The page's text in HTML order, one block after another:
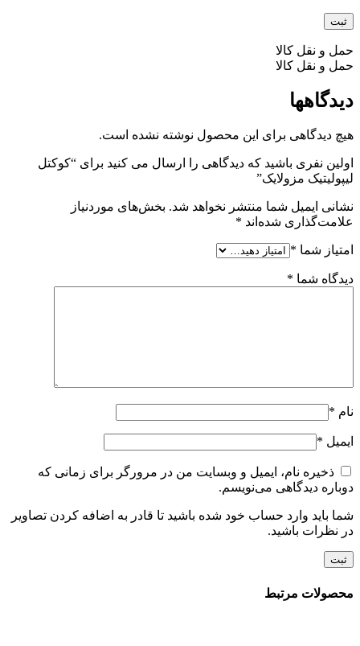
حمل و نقل کالا
حمل و نقل کالا
دیدگاهها
هیچ دیدگاهی برای این محصول نوشته نشده است.
اولین نفری باشید که دیدگاهی را ارسال می کنید برای “کوکتل
لیپولیتیک مزولایک”
نشانی ایمیل شما منتشر نخواهد شد. بخش‌های موردنیاز
علامت‌گذاری شده‌اند *
امتیاز شما *
دیدگاه شما *
نام *
ایمیل *
ذخیره نام، ایمیل و وبسایت من در مرورگر برای زمانی که
دوباره دیدگاهی می‌نویسم.
شما باید وارد حساب خود شده باشید تا قادر به اضافه کردن تصاویر
در نظرات باشید.
محصولات مرتبط